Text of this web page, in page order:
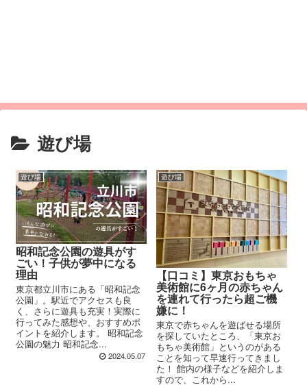
遊び場
遊び場
昭和記念公園の遊具がす
ごい！子供が夢中になる
理由
東京都立川市にある「昭和記念
公園」。駅近でアクセスも良
く、さらに遊具も充実！実際に
行ってみた感想や、おすすめポ
イントを紹介します。 昭和記念
公園の魅力 昭和記念...
2024.05.07
遊び場
【口コミ】東京おもちゃ
美術館に6ヶ月の赤ちゃん
を連れて行ったら超ご機
嫌に！
東京で赤ちゃんを遊ばせる場所
を探していたところ、「東京お
もちゃ美術館」というのがある
ことを知って早速行ってきまし
た！ 館内の様子などを紹介しま
すので、これから...